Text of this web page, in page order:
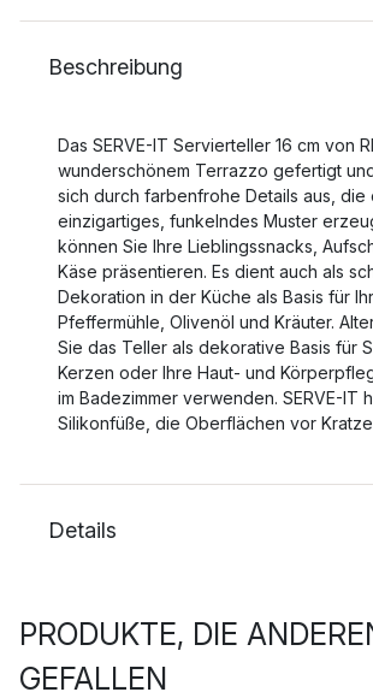
Beschreibung
Das SERVE-IT Servierteller 16 cm von
wunderschönem Terrazzo gefertigt
sich durch farbenfrohe Details aus, die
einzigartiges, funkelndes Muster
können Sie Ihre Lieblingssnacks,
Käse präsentieren. Es dient auch als
Dekoration in der Küche als Basis für
Pfeffermühle, Olivenöl und Kräuter.
Sie das Teller als dekorative Basis für
Kerzen oder Ihre Haut- und
im Badezimmer verwenden. SERVE-IT
Silikonfüße, die Oberflächen vor
Details
PRODUKTE, DIE
GEFALLEN